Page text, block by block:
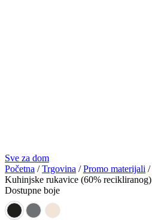
Sve za dom
Početna /Trgovina /Promo materijali /
Kuhinjske rukavice (60% recikliranog)
Dostupne boje